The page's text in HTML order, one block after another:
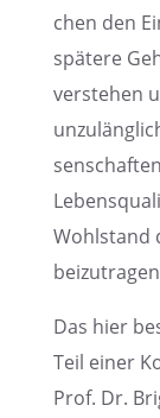
chen den
spätere
verste­hen
Wohlstand
Das hier
Teil einer
Prof. Dr.